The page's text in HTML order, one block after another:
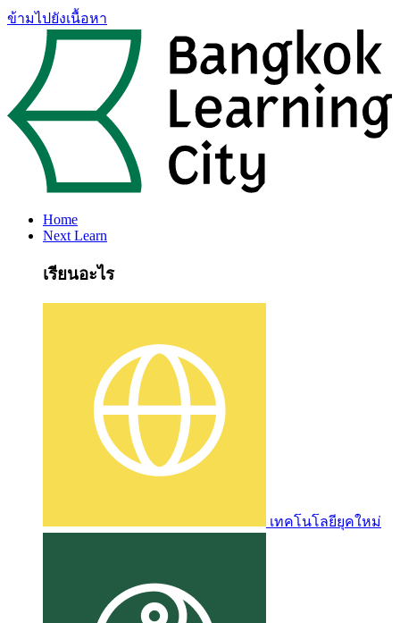
ข้ามไปยังเนื้อหา
Home
Next Learn
เรียนอะไร
เทคโนโลยียุคใหม่